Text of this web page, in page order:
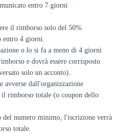
entro 7 giorni
il rimborso solo del 50%
entro 4 giorni.
o lo si fa a meno di 4 giorni
e dovrà essere corrisposto
solo un acconto).
avverse dall'organizzazione
il rimborso totale (o coupon dello
del numero minimo, l'iscrizione verrà
totale.